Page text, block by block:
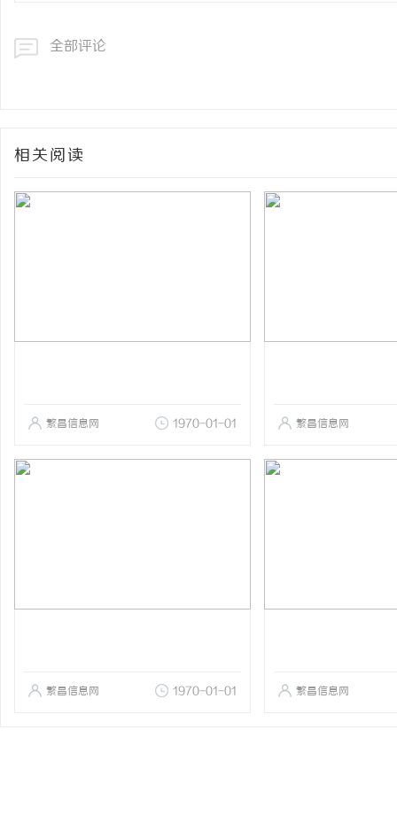
全部评论
相关阅读
繁昌信息网 1970-01-01 繁昌信息网
繁昌信息网 1970-01-01 繁昌信息网